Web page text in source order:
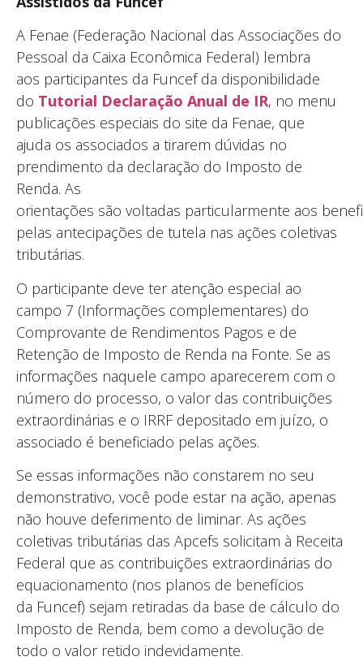
A Fenae (Federação Nacional das Associações do
Pessoal da Caixa Econômica Federal) lembra
aos participantes da Funcef da disponibilidade
do Tutorial Declaração Anual de IR, no menu
publicações especiais do site da Fenae, que
ajuda os associados a tirarem dúvidas no
prendimento da declaração do Imposto de
Renda. As
orientações são voltadas particularmente aos
pelas antecipações de tutela nas ações coletivas
tributárias.
O participante deve ter atenção especial ao
campo 7 (Informações complementares) do
Comprovante de Rendimentos Pagos e de
Retenção de Imposto de Renda na Fonte. Se as
informações naquele campo aparecerem com o
número do processo, o valor das contribuições
extraordinárias e o IRRF depositado em juízo, o
associado é beneficiado pelas ações.
Se essas informações não constarem no seu
demonstrativo, você pode estar na ação, apenas
não houve deferimento de liminar. As ações
coletivas tributárias das Apcefs solicitam à Receita
Federal que as contribuições extraordinárias do
equacionamento (nos planos de benefícios
da Funcef) sejam retiradas da base de cálculo do
Imposto de Renda, bem como a devolução de
todo o valor retido indevidamente.